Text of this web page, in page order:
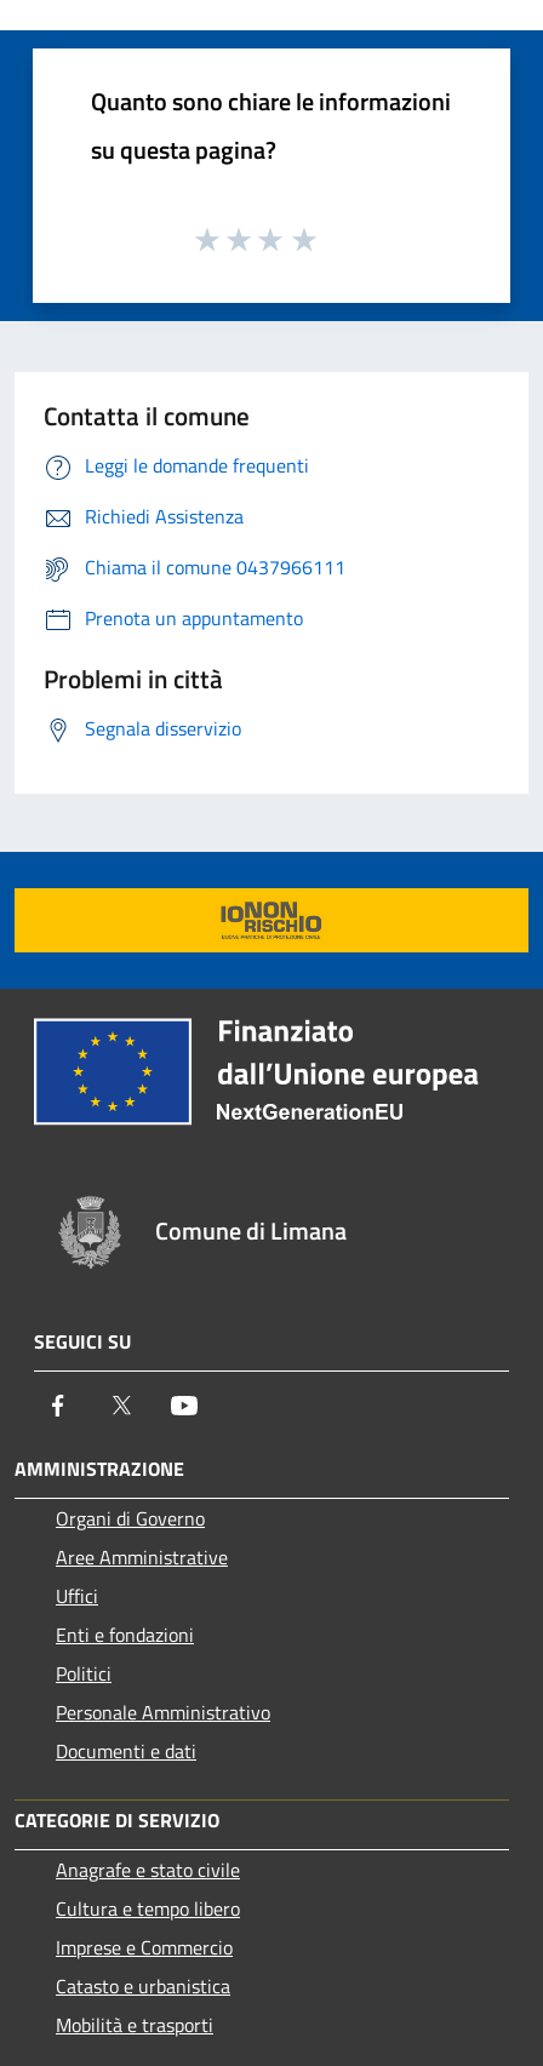
Quanto sono chiare le informazioni
su questa pagina?
Contatta il comune
Leggi le domande frequenti
Richiedi Assistenza
Chiama il comune 0437966111
Prenota un appuntamento
Problemi in città
Segnala disservizio
Comune di Limana
SEGUICI SU
Facebook Twitter
AMMINISTRAZIONE
Organi di Governo
Aree Amministrative
Uffici
Enti e fondazioni
Politici
Personale Amministrativo
Documenti e dati
CATEGORIE DI SERVIZIO
Anagrafe e stato civile
Cultura e tempo libero
Imprese e Commercio
Catasto e urbanistica
Mobilità e trasporti